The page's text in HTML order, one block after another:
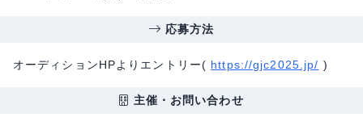
応募方法
オーディションHPよりエントリー( https://gjc2025.jp/ )
主催・お問い合わせ